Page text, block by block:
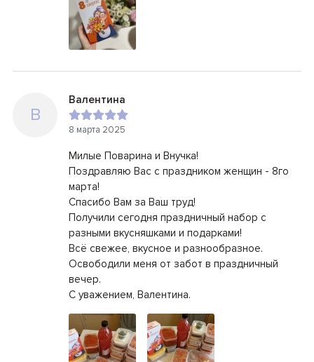
В
Валентина
8 марта 2025
Милые Поварина и Внучка!
Поздравляю Вас с праздником женщин - 8го
марта!
Спасибо Вам за Ваш труд!
Получили сегодня праздничный набор с
разными вкусняшками и подарками!
Всё свежее, вкусное и разнообразное.
Освободили меня от забот в праздничный
вечер.
С уважением, Валентина.